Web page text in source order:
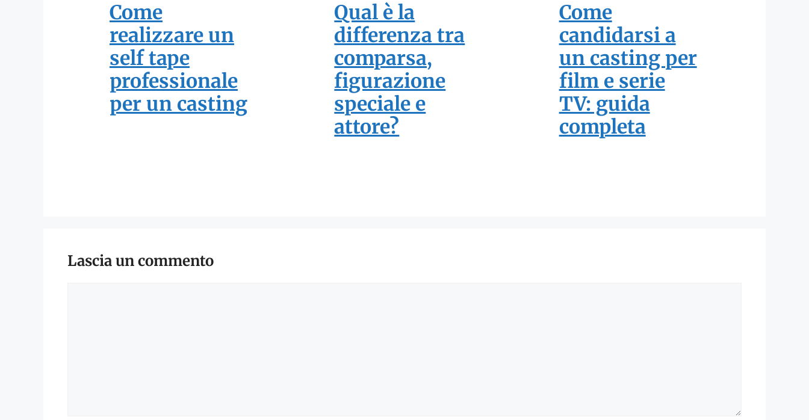
Come
realizzare un
self tape
professionale
per un casting
Qual è la
differenza tra
comparsa,
figurazione
speciale e
attore?
Come
candidarsi a
un casting per
film e serie
TV: guida
completa
Lascia un commento